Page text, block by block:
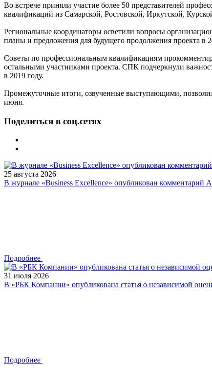
Во встрече приняли участие более 50 представителей
квалификаций из Самарской, Ростовской, Иркутской,
Региональные координаторы осветили вопросы
планы и предложения для будущего продолжения проекта в
Советы по профессиональным квалификациям
остальными участниками проекта. СПК подчеркнули
в 2019 году.
Промежуточные итоги, озвученные выступающими,
июня.
Поделиться в соц.сетях
25 августа 2026
В журнале «Business Excellence» опубликован комментарий
Подробнее
31 июля 2026
В «РБК Компании» опубликована статья о независимой
Подробнее